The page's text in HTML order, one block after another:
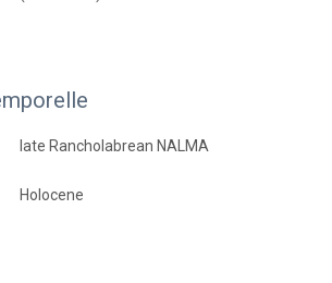
late Rancholabrean NALMA
Holocene